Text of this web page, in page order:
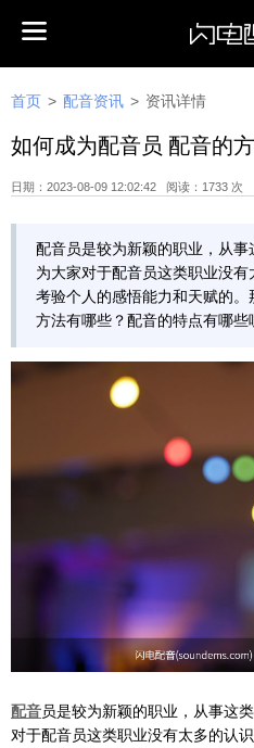
首页 > 配音资讯 > 资讯详情
如何成为配音员 配音的
日期：2023-08-09 12:02:42 阅读：1733 次
配音员是较为新颖的职业，从
为大家对于配音员这类职业没
考验个人的感悟能力和天赋的
方法有哪些？配音的特点有哪些
配音员是较为新颖的职业，从事这
对于配音员这类职业没有太多的认